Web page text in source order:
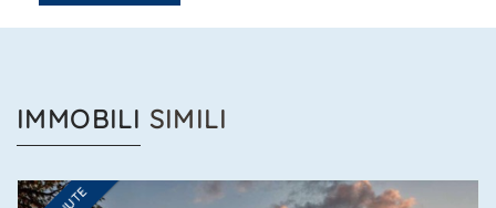
IMMOBILI SIMILI